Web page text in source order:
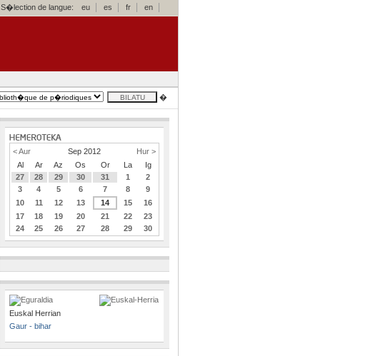
S�lection de langue: eu es fr en
�
< Aur Sep 2012
Hur >
Al
Ar Az Os Or La
Ig
27
28 29 30 31 1
2
3
4 5 6 7 8
9
10
11 12 13 14 15
16
17
18 19 20 21 22
23
24
25 26 27 28 29 30
Euskal Herrian
Gaur - bihar